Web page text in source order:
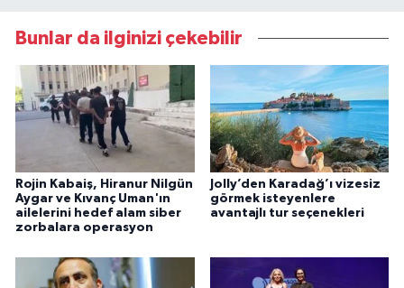
Bunlar da ilginizi çekebilir
Rojin Kabaiş, Hiranur Nilgün
Aygar ve Kıvanç Uman'ın
ailelerini hedef alam siber
zorbalara operasyon
Jolly’den Karadağ’ı vizesiz
görmek isteyenlere
avantajlı tur seçenekleri